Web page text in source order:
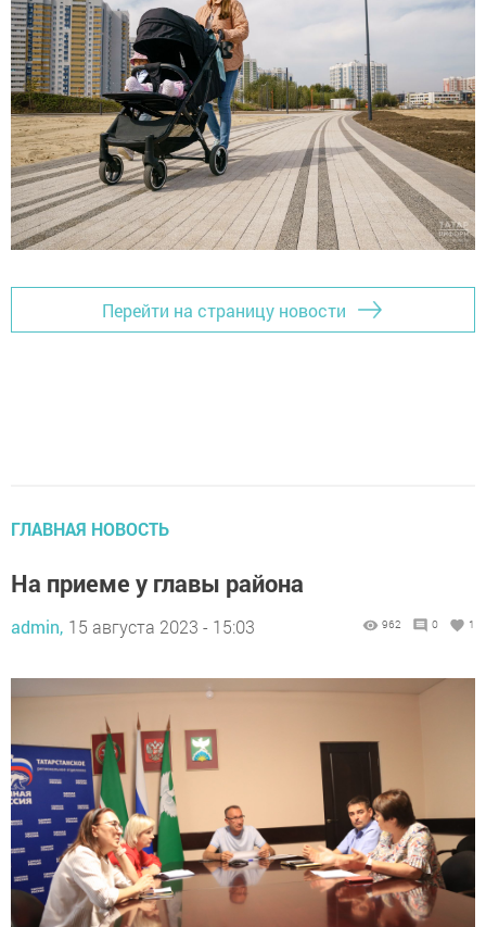
Перейти на страницу новости
ГЛАВНАЯ НОВОСТЬ
На приеме у главы района
admin, 15 августа 2023 - 15:03 962 0 1